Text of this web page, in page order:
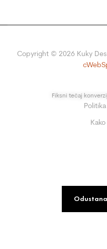
Copyright © 2026Kuky
Fiksni tečaj